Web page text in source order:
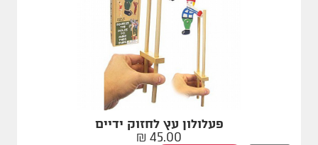
פעלולון עץ לחזוק ידיים
45.00
₪